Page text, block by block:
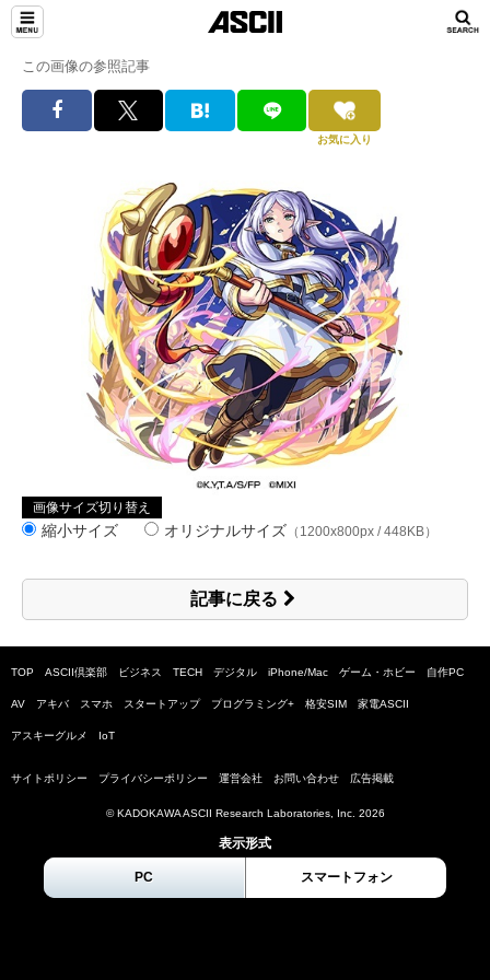
この画像の参照記事
お気に入り
画像サイズ切り替え
縮小サイズ オリジナルサイズ （1200x800px / 448KB）
記事に戻る
TOP ASCII倶楽部 ビジネス TECH デジタル iPhone/Mac ゲーム・ホビー 自作PC
AV アキバ スマホ スタートアップ プログラミング+ 格安SIM 家電ASCII
アスキーグルメ IoT
サイトポリシー プライバシーポリシー 運営会社 お問い合わせ 広告掲載
© KADOKAWA ASCII Research Laboratories, Inc. 2026
表示形式
PC スマートフォン